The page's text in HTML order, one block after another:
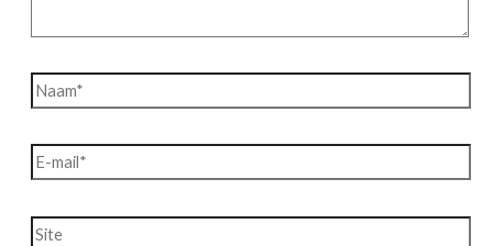
Naam*
E-
Site